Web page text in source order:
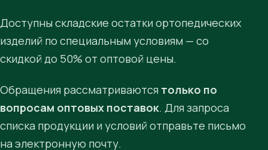
Доступны складские остатки ортопедических
изделий по специальным условиям — со
скидкой до 50% от оптовой цены.
Обращения рассматриваются только по
вопросам оптовых поставок. Для запроса
списка продукции и условий отправьте письмо
на электронную почту.